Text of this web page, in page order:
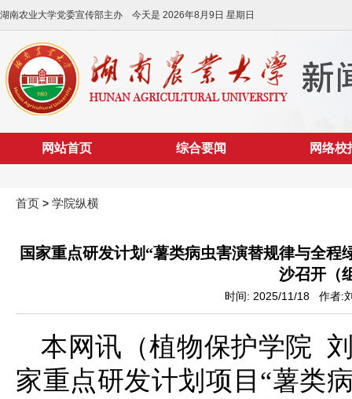
湖南农业大学党委宣传部主办 今天是 2026年8月9日 星期日
网站首页 综合要闻 网络校
首页 > 学院纵横
国家重点研发计划“薯类病虫害演替规律与全
沙召开（
时间: 2025/11/18 作者
本网讯（植物保护学院
家重点研发计划项目“薯类